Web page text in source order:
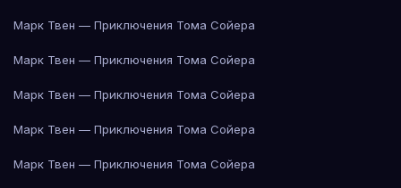
Марк Твен — Приключения Тома Сойера
Марк Твен — Приключения Тома Сойера
Марк Твен — Приключения Тома Сойера
Марк Твен — Приключения Тома Сойера
Марк Твен — Приключения Тома Сойера